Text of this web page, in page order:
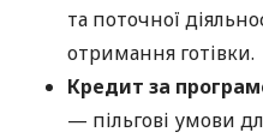
та поточної
отримання готівки.
Кредит за
— пільгові умови